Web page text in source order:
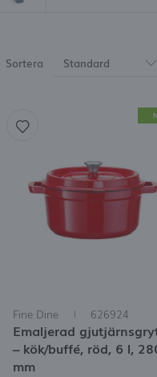
REGISTRERING
Sortera Standard
Fine Dine 626924
Emaljerad
– kök/buffé, röd, 6 l,
mm